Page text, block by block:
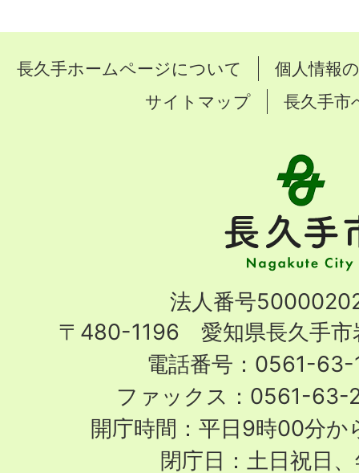
長久手ホームページについて
個人情報
サイトマップ
長久手市
手
市
City
法人番号
〒480-1196 愛知県長久手市
電話番号：0561-63-
ファックス：0561-63-
開庁時間：平日9時00分か
閉庁日：土日祝日